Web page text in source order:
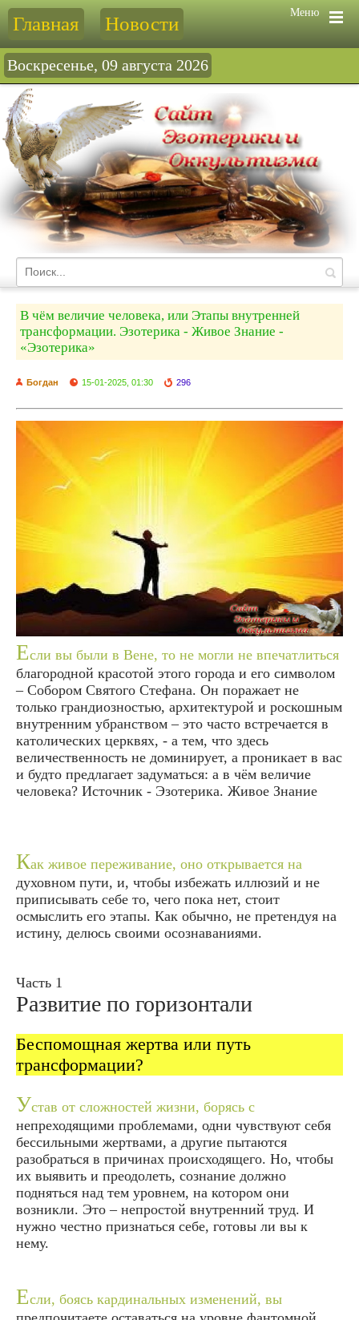
Меню
Главная Новости
Воскресенье, 09 августа 2026
В чём величие человека, или Этапы внутренней
трансформации. Эзотерика - Живое Знание -
«Эзотерика»
Богдан 15-01-2025, 01:30 296
Если вы были в Вене, то не могли не впечатлиться
благородной красотой этого города и его символом
– Собором Святого Стефана. Он поражает не
только грандиозностью, архитектурой и роскошным
внутренним убранством – это часто встречается в
католических церквях, - а тем, что здесь
величественность не доминирует, а проникает в вас
и будто предлагает задуматься: а в чём величие
человека? Источник - Эзотерика. Живое Знание
Как живое переживание, оно открывается на
духовном пути, и, чтобы избежать иллюзий и не
приписывать себе то, чего пока нет, стоит
осмыслить его этапы. Как обычно, не претендуя на
истину, делюсь своими осознаваниями.
Часть 1
Развитие по горизонтали
Беспомощная жертва или путь
трансформации?
Устав от сложностей жизни, борясь с
непреходящими проблемами, одни чувствуют себя
бессильными жертвами, а другие пытаются
разобраться в причинах происходящего. Но, чтобы
их выявить и преодолеть, сознание должно
подняться над тем уровнем, на котором они
возникли. Это – непростой внутренний труд. И
нужно честно признаться себе, готовы ли вы к
нему.
Если, боясь кардинальных изменений, вы